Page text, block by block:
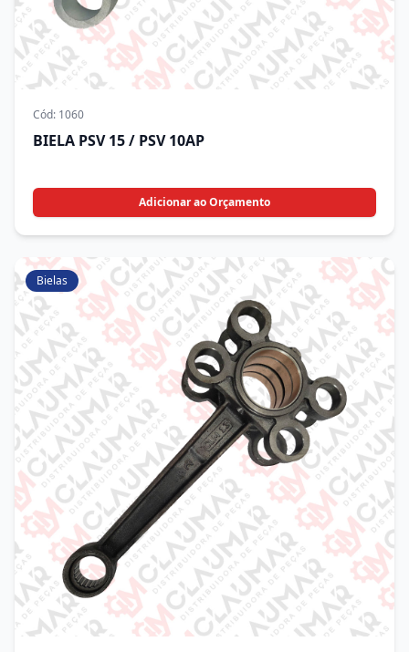
Cód: 1060
BIELA PSV 15 / PSV 10AP
Adicionar ao Orçamento
Bielas